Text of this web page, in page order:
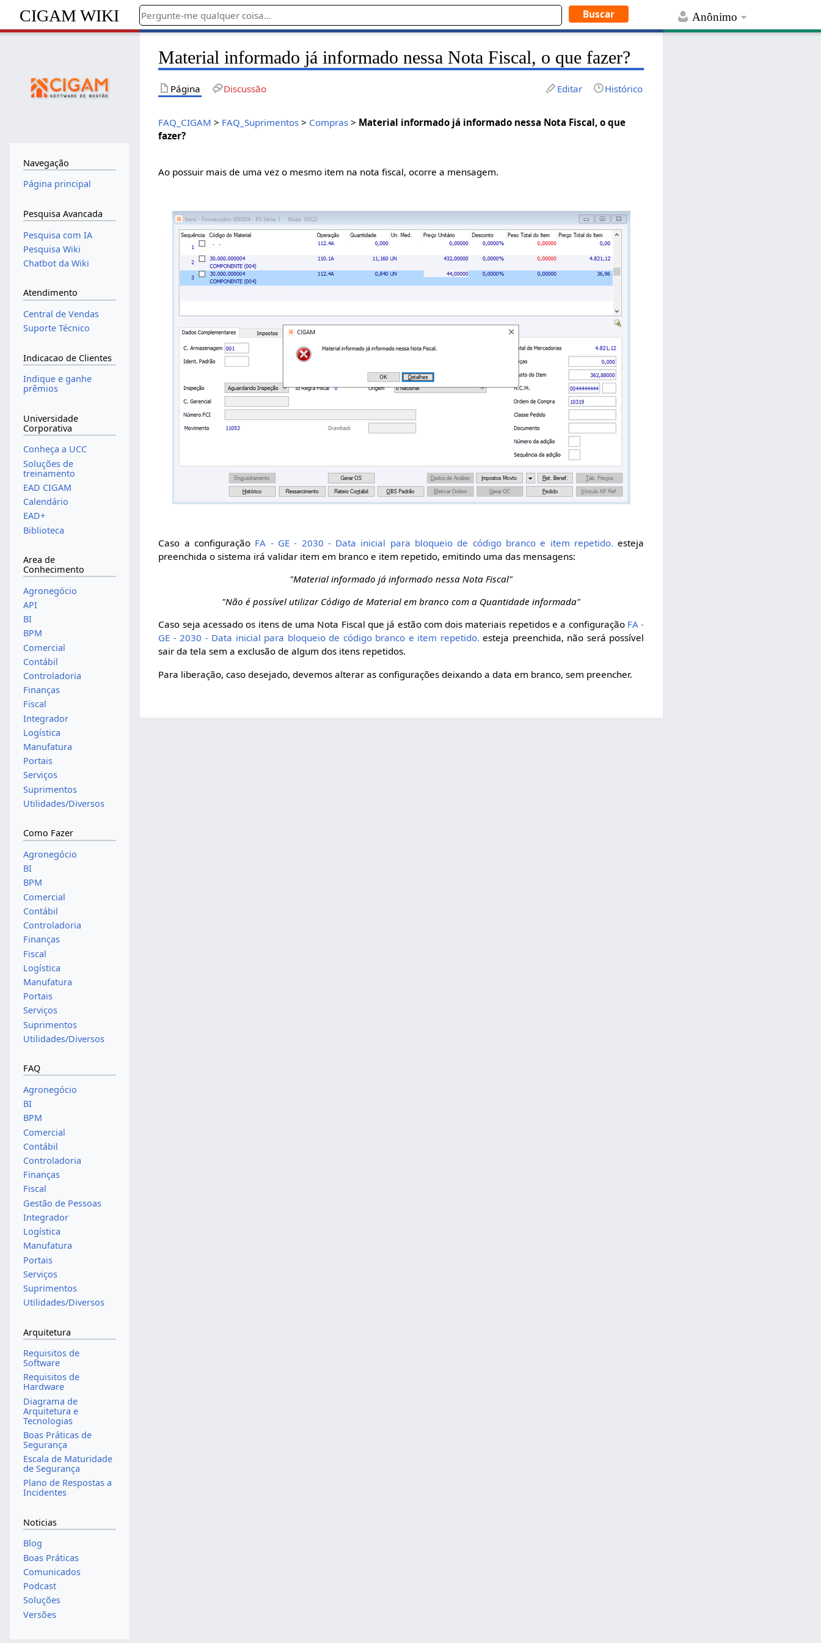
Anônimo
CIGAM WIKI
Material informado já informado nessa Nota Fiscal, o que fazer?
Página Discussão Editar Histórico
FAQ_CIGAM > FAQ_Suprimentos > Compras > Material informado já informado nessa Nota Fiscal, o que
fazer?
Ao possuir mais de uma vez o mesmo item na nota fiscal, ocorre a mensagem.
Caso a configuração FA - GE - 2030 - Data inicial para bloqueio de código branco e item repetido. esteja
preenchida o sistema irá validar item em branco e item repetido, emitindo uma das mensagens:
"Material informado já informado nessa Nota Fiscal"
"Não é possível utilizar Código de Material em branco com a Quantidade informada"
Caso seja acessado os itens de uma Nota Fiscal que já estão com dois materiais repetidos e a configuração FA -
GE - 2030 - Data inicial para bloqueio de código branco e item repetido. esteja preenchida, não será possível
sair da tela sem a exclusão de algum dos itens repetidos.
Para liberação, caso desejado, devemos alterar as configurações deixando a data em branco, sem preencher.
Navegação
Página principal
Pesquisa Avancada
Pesquisa com IA
Pesquisa Wiki
Chatbot da Wiki
Atendimento
Central de Vendas
Suporte Técnico
Indicacao de Clientes
Indique e ganhe
prêmios
Universidade
Corporativa
Conheça a UCC
Soluções de
treinamento
EAD CIGAM
Calendário
EAD+
Biblioteca
Area de
Conhecimento
Agronegócio
API
BI
BPM
Comercial
Contábil
Controladoria
Finanças
Fiscal
Integrador
Logística
Manufatura
Portais
Serviços
Suprimentos
Utilidades/Diversos
Como Fazer
Agronegócio
BI
BPM
Comercial
Contábil
Controladoria
Finanças
Fiscal
Logística
Manufatura
Portais
Serviços
Suprimentos
Utilidades/Diversos
FAQ
Agronegócio
BI
BPM
Comercial
Contábil
Controladoria
Finanças
Fiscal
Gestão de Pessoas
Integrador
Logística
Manufatura
Portais
Serviços
Suprimentos
Utilidades/Diversos
Arquitetura
Requisitos de
Software
Requisitos de
Hardware
Diagrama de
Arquitetura e
Tecnologias
Boas Práticas de
Segurança
Escala de Maturidade
de Segurança
Plano de Respostas a
Incidentes
Noticias
Blog
Boas Práticas
Comunicados
Podcast
Soluções
Versões